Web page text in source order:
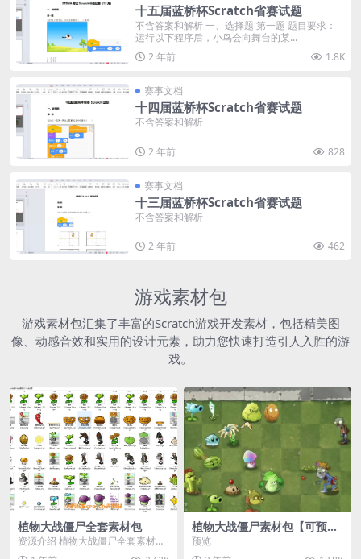
十五届蓝桥杯Scratch省赛试题
不含答案和解析 一、选择题 第一题 题目要求：
运行以下程序后，小鸟会向舞台的某...
2 年前
1.8K
赛事文档
十四届蓝桥杯Scratch省赛试题
不含答案和解析
2 年前 828
赛事文档
十三届蓝桥杯Scratch省赛试题
不含答案和解析
2 年前 462
游戏素材包
游戏素材包汇集了丰富的Scratch游戏开发素材，包括精美图
像、动感音效和实用的设计元素，助力您快速打造引人入胜的游
戏。
植物大战僵尸全套素材包
资源介绍 植物大战僵尸全套素材
包，包含227个丰富多样的素材，
植物大战僵尸素材包【可预
览】
预览